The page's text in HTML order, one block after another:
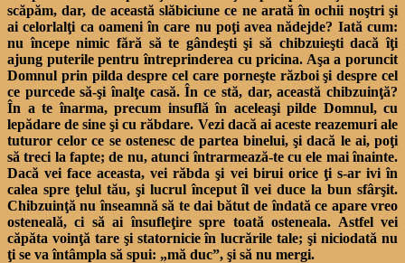
scăpăm, dar, de această slăbiciune ce ne arată în ochii noştri şi
ai celorlalţi ca oameni în care nu poţi avea nădejde? Iată cum:
nu începe nimic fără să te gândeşti şi să chibzuieşti dacă îţi
ajung puterile pentru întreprinderea cu pricina. Aşa a poruncit
Domnul prin pilda despre cel care porneşte război şi despre cel
ce purcede să-şi înalţe casă. În ce stă, dar, această chibzuinţă?
În a te înarma, precum insuflă în aceleaşi pilde Domnul, cu
lepădare de sine şi cu răbdare. Vezi dacă ai aceste reazemuri ale
tuturor celor ce se ostenesc de partea binelui, şi dacă le ai, poţi
să treci la fapte; de nu, atunci întrarmează-te cu ele mai înainte.
Dacă vei face aceasta, vei răbda şi vei birui orice ţi s-ar ivi în
calea spre ţelul tău, şi lucrul început îl vei duce la bun sfârşit.
Chibzuinţă nu înseamnă să te dai bătut de îndată ce apare vreo
osteneală, ci să ai însufleţire spre toată osteneala. Astfel vei
căpăta voinţă tare şi statornicie în lucrările tale; şi niciodată nu
ţi se va întâmpla să spui: „mă duc”, şi să nu mergi.